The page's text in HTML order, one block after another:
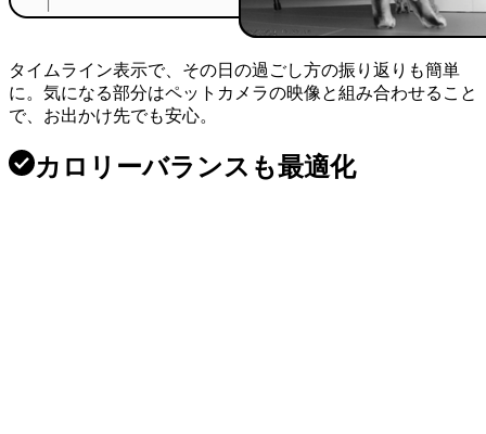
タイムライン表示で、その日の過ごし方の振り返りも簡単
に。気になる部分はペットカメラの映像と組み合わせること
で、お出かけ先でも安心。
カロリーバランスも最適化